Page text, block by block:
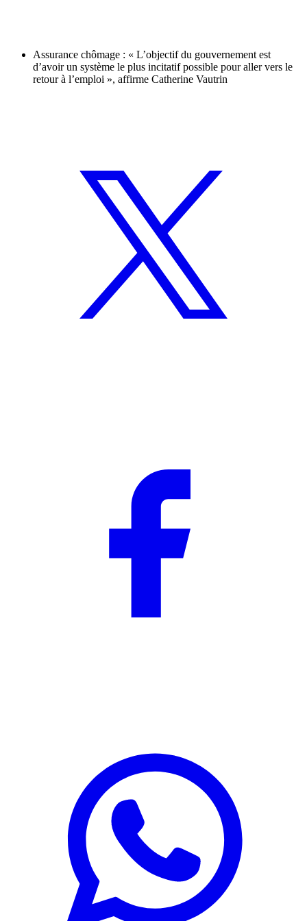
Assurance chômage : « L’objectif du gouvernement est
d’avoir un système le plus incitatif possible pour aller vers le
retour à l’emploi », affirme Catherine Vautrin